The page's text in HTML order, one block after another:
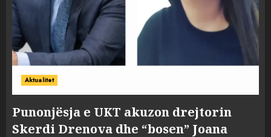
Aktualitet
Punonjësja e UKT akuzon drejtorin
Skerdi Drenova dhe “bosen” Joana